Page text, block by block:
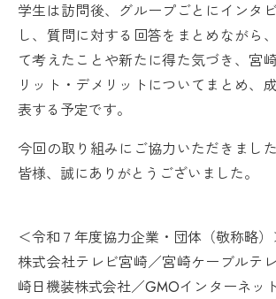
学生は訪問後、グループごとにインタ
し、質問に対する回答をまとめながら
て考えたことや新たに得た気づき、宮
リット・デメリットについてまとめ、
表する予定です。
今回の取り組みにご協力いただきまし
皆様、誠にありがとうございました。
＜令和７年度協力企業・団体（敬称略）
株式会社テレビ宮崎／宮崎ケーブルテ
崎日機装株式会社／GMOインターネッ